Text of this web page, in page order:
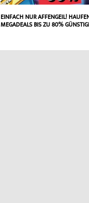
EINFACH NUR AFFENGEIL!
MEGADEALS BIS ZU 80%